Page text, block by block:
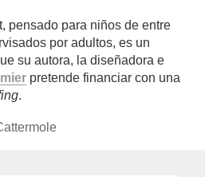
pensado para niños de entre
por adultos, es un
su autora, la diseñadora e
pretende financiar con una
.
author/